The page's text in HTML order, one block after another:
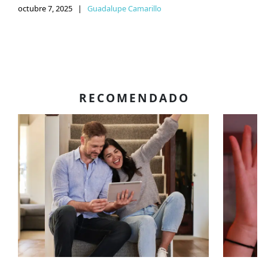
octubre 7, 2025 | Guadalupe Camarillo
RECOMENDADO